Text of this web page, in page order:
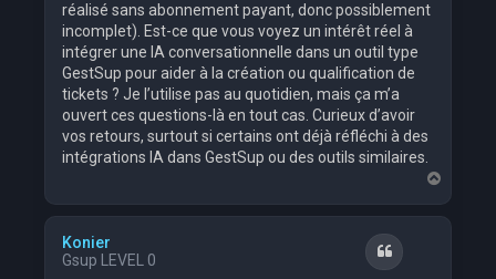
réalisé sans abonnement payant, donc possiblement
incomplet). Est-ce que vous voyez un intérêt réel à
intégrer une IA conversationnelle dans un outil type
GestSup pour aider à la création ou qualification de
tickets ? Je l’utilise pas au quotidien, mais ça m’a
ouvert ces questions-là en tout cas. Curieux d’avoir
vos retours, surtout si certains ont déjà réfléchi à des
intégrations IA dans GestSup ou des outils similaires.
a
u
Konier
Gsup LEVEL 0
Citation